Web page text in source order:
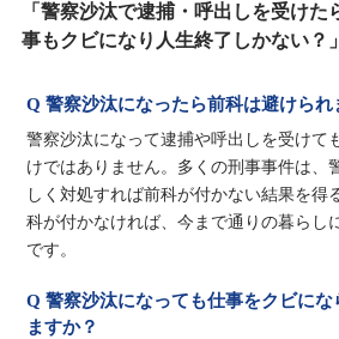
「警察沙汰で逮捕・呼出しを受けた
事もクビになり人生終了しかない？」
Q 警察沙汰になったら前科は避けられ
警察沙汰になって逮捕や呼出しを受けて
けではありません。多くの刑事事件は、
しく対処すれば前科が付かない結果を得
科が付かなければ、今まで通りの暮らし
です。
Q 警察沙汰になっても仕事をクビに
ますか？